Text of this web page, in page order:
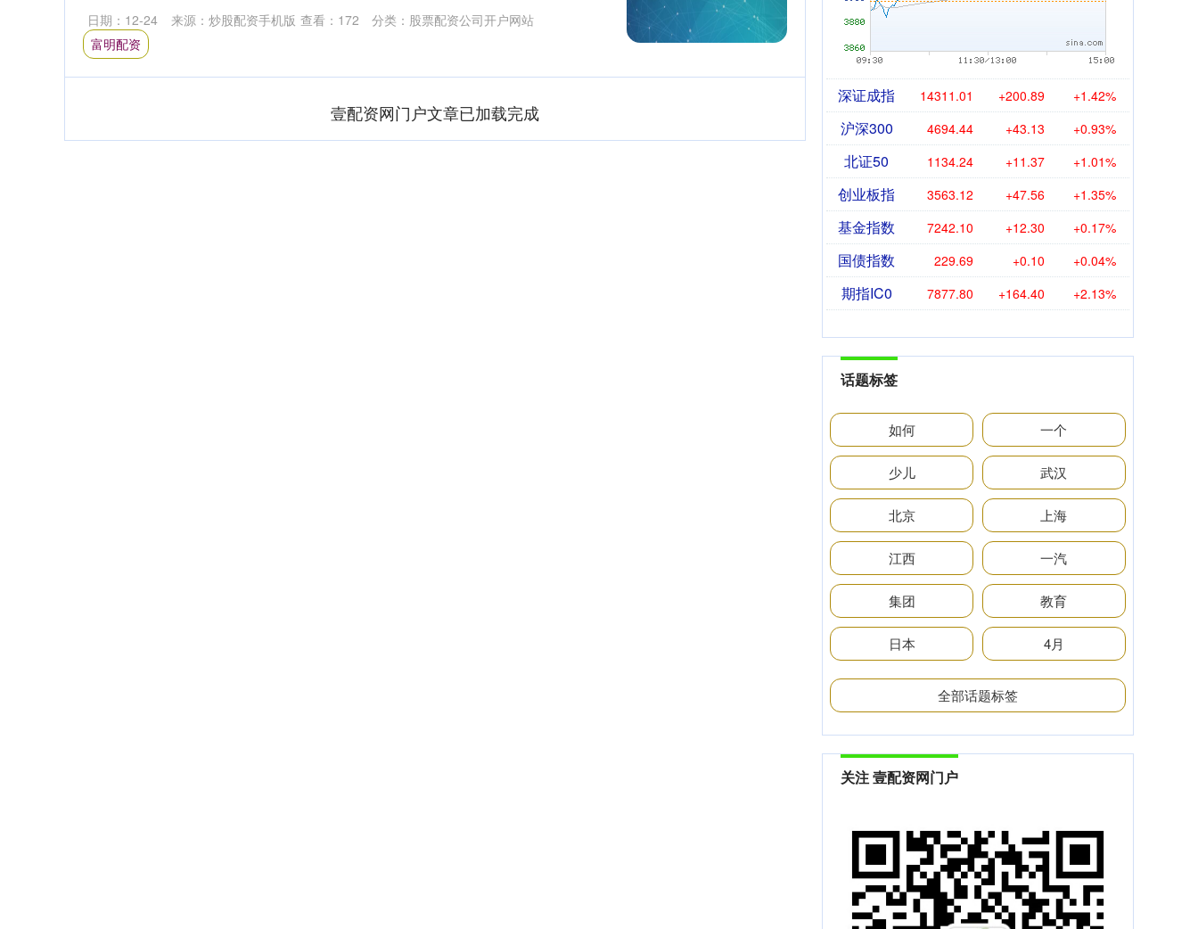
日期：12-24 来源：炒股配资手机版 查看： 172 分类： 股票配资公司开户网站
富明配资
壹配资网门户文章已加载完成
深证成指 14311.01 +200.89 +1.42%
沪深300 4694.44 +43.13 +0.93%
北证50 1134.24 +11.37 +1.01%
创业板指 3563.12 +47.56 +1.35%
基金指数 7242.10 +12.30 +0.17%
国债指数 229.69 +0.10 +0.04%
期指IC0 7877.80 +164.40 +2.13%
话题标签
如何 一个
少儿 武汉
北京 上海
江西 一汽
集团 教育
日本 4月
全部话题标签
关注 壹配资网门户